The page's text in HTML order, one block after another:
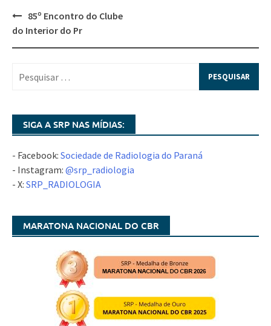
85º Encontro do Clube
do Interior do Pr
SIGA A SRP NAS MÍDIAS:
- Facebook: Sociedade de Radiologia do Paraná
- Instagram: @srp_radiologia
- X: SRP_RADIOLOGIA
MARATONA NACIONAL DO CBR